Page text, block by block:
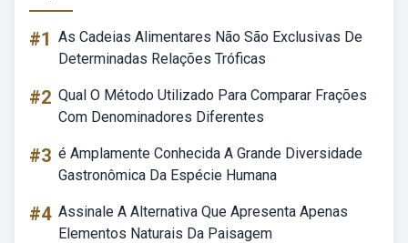
#1 As Cadeias Alimentares Não São Exclusivas De
Determinadas Relações Tróficas
#2 Qual O Método Utilizado Para Comparar Frações
Com Denominadores Diferentes
#3 é Amplamente Conhecida A Grande Diversidade
Gastronômica Da Espécie Humana
#4 Assinale A Alternativa Que Apresenta Apenas
Elementos Naturais Da Paisagem